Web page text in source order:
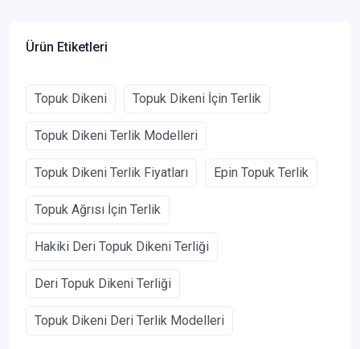
Ürün Etiketleri
Topuk Dikeni Topuk Dikeni İçin Terlik
Topuk Dikeni Terlik Modelleri
Topuk Dikeni Terlik Fiyatları Epin Topuk Terlik
Topuk Ağrısı İçin Terlik
Hakiki Deri Topuk Dikeni Terliği
Deri Topuk Dikeni Terliği
Topuk Dikeni Deri Terlik Modelleri